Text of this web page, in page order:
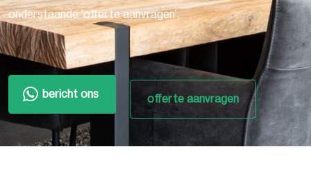
onderstaande 'offerte aanvragen'.
bericht ons offerte aanvragen